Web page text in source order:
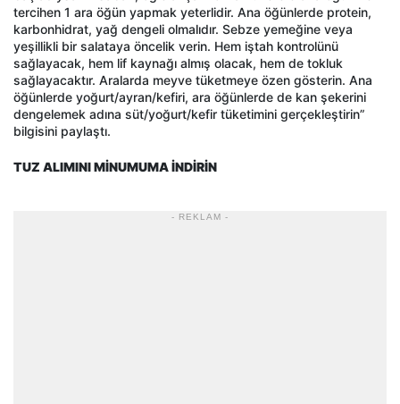
tercihen 1 ara öğün yapmak yeterlidir. Ana öğünlerde protein,
karbonhidrat, yağ dengeli olmalıdır. Sebze yemeğine veya
yeşillikli bir salataya öncelik verin. Hem iştah kontrolünü
sağlayacak, hem lif kaynağı almış olacak, hem de tokluk
sağlayacaktır. Aralarda meyve tüketmeye özen gösterin. Ana
öğünlerde yoğurt/ayran/kefiri, ara öğünlerde de kan şekerini
dengelemek adına süt/yoğurt/kefir tüketimini gerçekleştirin”
bilgisini paylaştı.
TUZ ALIMINI MİNUMUMA İNDİRİN
- REKLAM -